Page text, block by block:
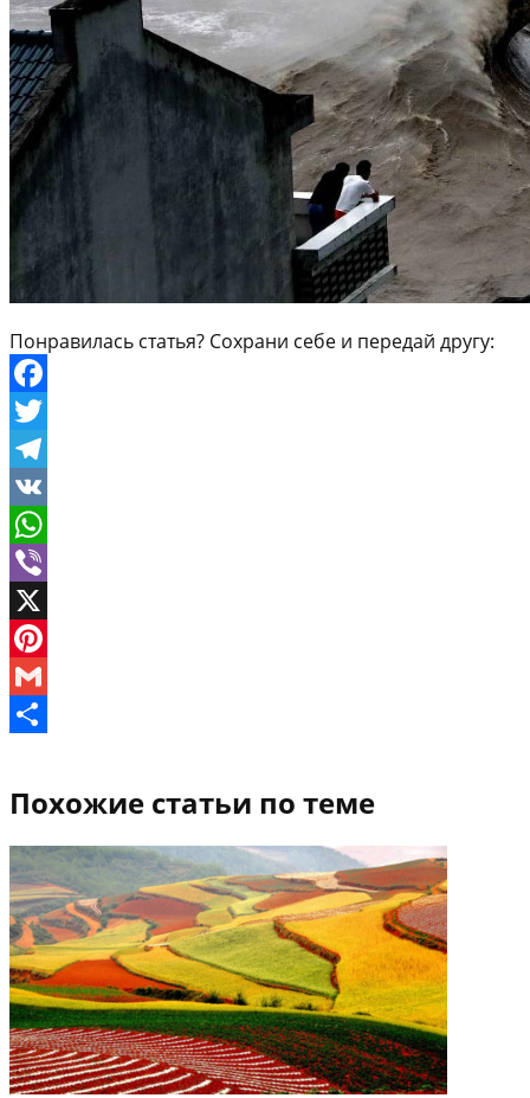
Понравилась статья? Сохрани себе и передай другу:
Facebook
Twitter
Telegram
VK
WhatsApp
Viber
X
Pinterest
Gmail
Похожие статьи по теме